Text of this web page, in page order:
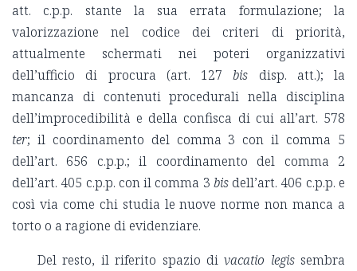
att. c.p.p. stante la sua errata formulazione; la
valorizzazione nel codice dei criteri di priorità,
attualmente schermati nei poteri organizzativi
dell’ufficio di procura (art. 127bis disp. att.); la
mancanza di contenuti procedurali nella disciplina
dell’improcedibilità e della confisca di cui all’art. 578
ter; il coordinamento del comma 3 con il comma 5
dell’art. 656 c.p.p.; il coordinamento del comma 2
dell’art. 405 c.p.p. con il comma 3 bisdell’art. 406 c.p.p. e
così via come chi studia le nuove norme non manca a
torto o a ragione di evidenziare.
Del resto, il riferito spazio divacatio legissembra